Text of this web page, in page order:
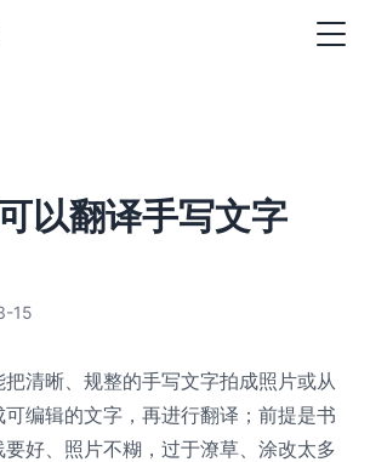
以翻译手写文字
15
清晰、规整的手写文字拍成照片或从
编辑的文字，再进行翻译；前提是书
好、照片不糊，过于潦草、涂改太多